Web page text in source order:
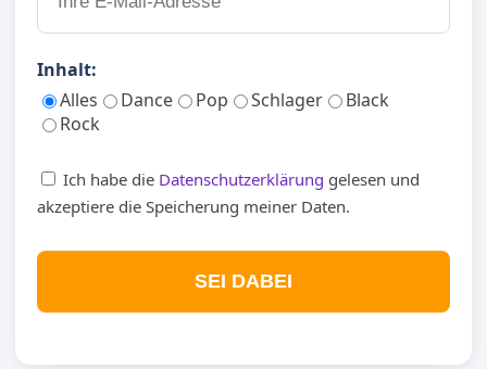
Inhalt:
Alles
Dance Pop Schlager
Black
Rock
Ich habe die Datenschutzerklärung gelesen und
akzeptiere die Speicherung meiner Daten.
SEI DABEI